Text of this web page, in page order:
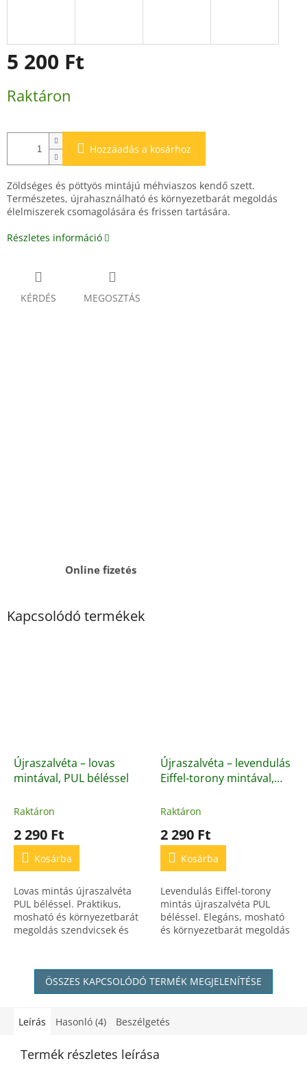
5 200 Ft
Raktáron
Hozzáadás a kosárhoz
Zöldséges és pöttyös mintájú méhviaszos kendő szett.
Természetes, újrahasználható és környezetbarát megoldás
élelmiszerek csomagolására és frissen tartására.
Részletes információ
KÉRDÉS MEGOSZTÁS
Online fizetés
Kapcsolódó termékek
Újraszalvéta – lovas
mintával, PUL béléssel
Raktáron
2 290 Ft
Kosárba
Lovas mintás újraszalvéta
PUL béléssel. Praktikus,
mosható és környezetbarát
megoldás szendvicsek és
és OEKO-TEX minősítéssel...
Újraszalvéta – levendulás
Eiffel-torony mintával,
Raktáron
2 290 Ft
Kosárba
Levendulás Eiffel-torony
mintás újraszalvéta PUL
béléssel. Elegáns, mosható
és környezetbarát megoldás
Megfelel az EU...
ÖSSZES KAPCSOLÓDÓ TERMÉK MEGJELENÍTÉSE
Leírás Hasonló (4) Beszélgetés
Termék részletes leírása